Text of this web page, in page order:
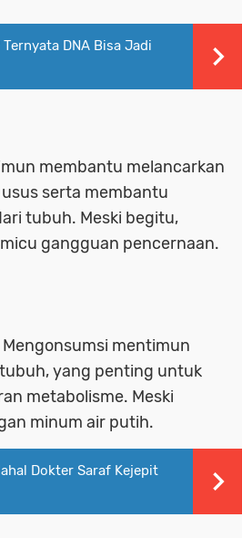
DNA Bisa Jadi
membantu melancarkan
serta membantu
tubuh. Meski begitu,
gangguan pencernaan.
mentimun
yang penting untuk
metabolisme. Meski
minum air putih.
Dokter Saraf Kejepit